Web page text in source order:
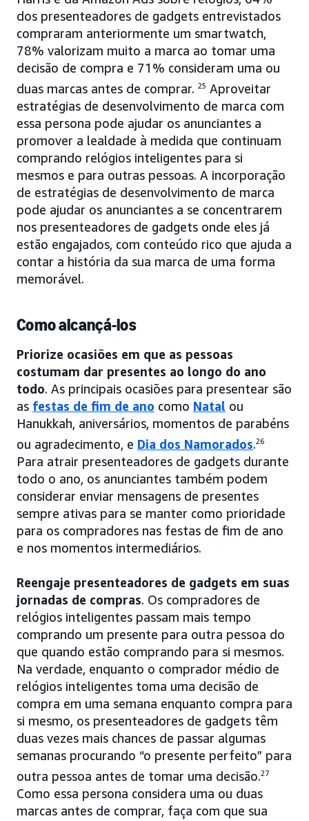
dos presenteadores de gadgets entrevistados
compraram anteriormente um smartwatch,
78% valorizam muito a marca ao tomar uma
decisão de compra e 71% consideram uma ou
duas marcas antes de comprar. 25 Aproveitar
estratégias de desenvolvimento de marca com
essa persona pode ajudar os anunciantes a
promover a lealdade à medida que continuam
comprando relógios inteligentes para si
mesmos e para outras pessoas. A incorporação
de estratégias de desenvolvimento de marca
pode ajudar os anunciantes a se concentrarem
nos presenteadores de gadgets onde eles já
estão engajados, com conteúdo rico que ajuda a
contar a história da sua marca de uma forma
memorável.
Como alcançá-los
Priorize ocasiões em que as pessoas
costumam dar presentes ao longo do ano
todo. As principais ocasiões para presentear são
as festas de fim de ano como Natal ou
Hanukkah, aniversários, momentos de parabéns
ou agradecimento, e Dia dos Namorados.26
Para atrair presenteadores de gadgets durante
todo o ano, os anunciantes também podem
considerar enviar mensagens de presentes
sempre ativas para se manter como prioridade
para os compradores nas festas de fim de ano
e nos momentos intermediários.
Reengaje presenteadores de gadgets em suas
jornadas de compras. Os compradores de
relógios inteligentes passam mais tempo
comprando um presente para outra pessoa do
que quando estão comprando para si mesmos.
Na verdade, enquanto o comprador médio de
relógios inteligentes toma uma decisão de
compra em uma semana enquanto compra para
si mesmo, os presenteadores de gadgets têm
duas vezes mais chances de passar algumas
semanas procurando “o presente perfeito” para
outra pessoa antes de tomar uma decisão.27
Como essa persona considera uma ou duas
marcas antes de comprar, faça com que sua